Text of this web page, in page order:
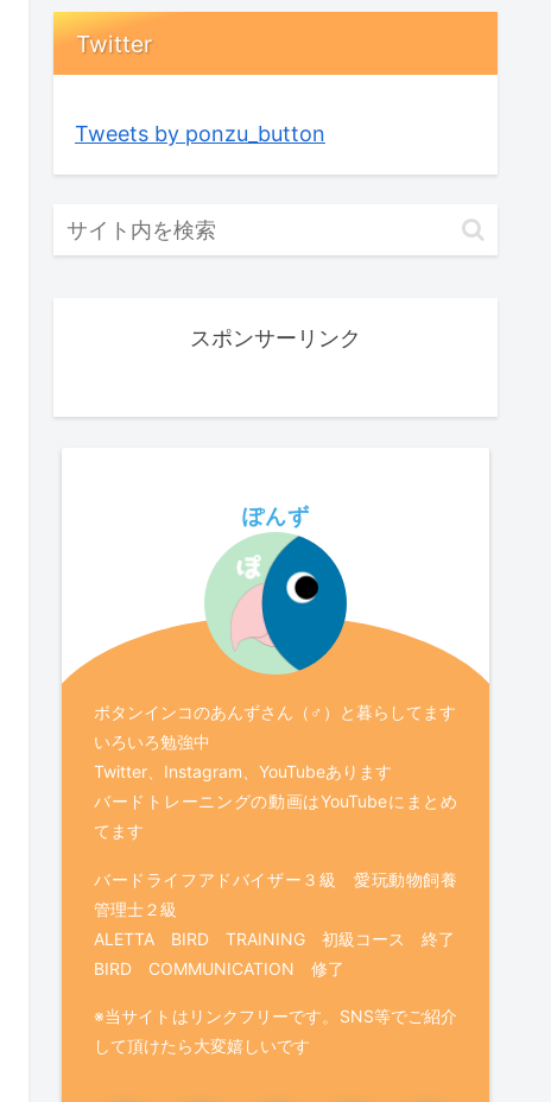
Twitter
Tweets by ponzu_button
スポンサーリンク
ぽんず
ボタンインコのあんずさん（♂）と暮らしてます
いろいろ勉強中
Twitter、Instagram、YouTubeあります
バードトレーニングの動画はYouTubeにまとめ
てます
バードライフアドバイザー３級 愛玩動物飼養
管理士２級
ALETTA BIRD TRAINING 初級コース 終了
BIRD COMMUNICATION 修了
※当サイトはリンクフリーです。SNS等でご紹介
して頂けたら大変嬉しいです